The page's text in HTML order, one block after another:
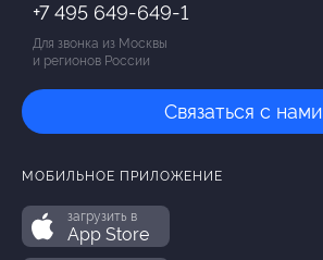
+7 495 649-649-1
Для звонка из Москвы
и регионов России
Связаться с нами
МОБИЛЬНОЕ ПРИЛОЖЕНИЕ
загрузить в
App Store